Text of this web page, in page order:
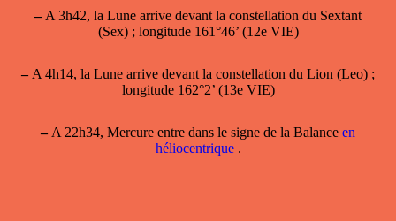
–A 3h42, la Lune arrive devant la constellation du Sextant
(Sex) ; longitude 161°46’ (12e VIE)
–A 4h14, la Lune arrive devant la constellation du Lion (Leo) ;
longitude 162°2’ (13e VIE)
–A 22h34, Mercure entre dans le signe de la Balance en
héliocentrique .